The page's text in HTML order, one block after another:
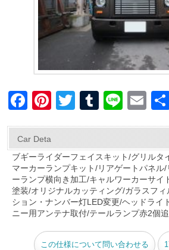
F
c
e
b
o
o
k
Pi
er
e
st
T
tt
er
T
m
bl
r
Li
e
E
ail
Car Deta
ブギーライダーフェイスキット/グリル
マーカーランプキット/リアゲートパネル
ーランプ横向き加工/キャルワーカーサイ
塗装/オリジナルカッティング/ガラスフ
ション・ナンバー灯LED変更/ヘッドライ
ニー用アンテナ取付/テールランプ赤2個
この仕様について問い合わせる